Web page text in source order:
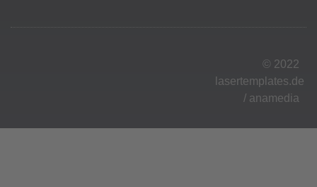
© 2022
lasertemplates.de
/ anamedia